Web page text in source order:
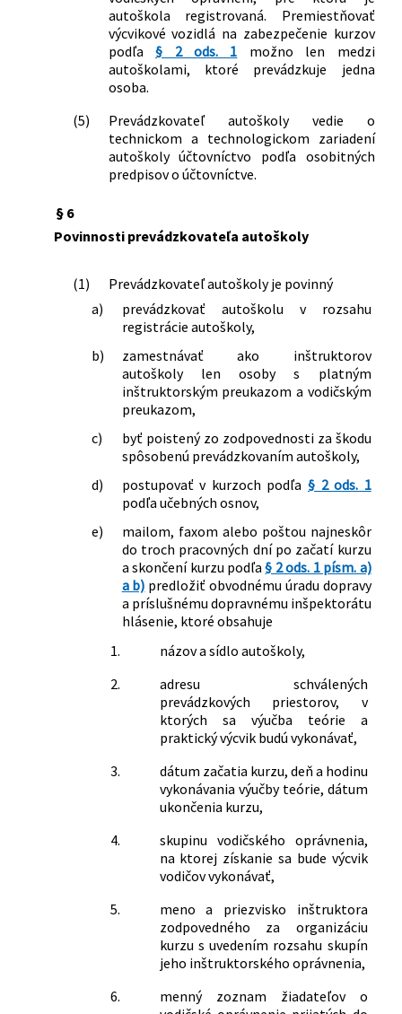
autoškola registrovaná. Premiestňovať
výcvikové vozidlá na zabezpečenie kurzov
podľa§ 2 ods. 1 možno len medzi
autoškolami, ktoré prevádzkuje jedna
osoba.
(5)
Prevádzkovateľ autoškoly vedie o
technickom a technologickom zariadení
autoškoly účtovníctvo podľa osobitných
predpisov o účtovníctve.
§ 6
Povinnosti prevádzkovateľa autoškoly
(1)
Prevádzkovateľ autoškoly je povinný
a)
prevádzkovať autoškolu v rozsahu
registrácie autoškoly,
b)
zamestnávať ako inštruktorov
autoškoly len osoby s platným
inštruktorským preukazom a vodičským
preukazom,
c)
byť poistený zo zodpovednosti za škodu
spôsobenú prevádzkovaním autoškoly,
d)
postupovať v kurzoch podľa § 2 ods. 1
podľa učebných osnov,
e)
mailom, faxom alebo poštou najneskôr
do troch pracovných dní po začatí kurzu
a skončení kurzu podľa§ 2 ods. 1 písm. a)
a b) predložiť obvodnému úradu dopravy
a príslušnému dopravnému inšpektorátu
hlásenie, ktoré obsahuje
1.
názov a sídlo autoškoly,
2.
adresu schválených
prevádzkových priestorov, v
ktorých sa výučba teórie a
praktický výcvik budú vykonávať,
3.
dátum začatia kurzu, deň a hodinu
vykonávania výučby teórie, dátum
ukončenia kurzu,
4.
skupinu vodičského oprávnenia,
na ktorej získanie sa bude výcvik
vodičov vykonávať,
5.
meno a priezvisko inštruktora
zodpovedného za organizáciu
kurzu s uvedením rozsahu skupín
jeho inštruktorského oprávnenia,
6.
menný zoznam žiadateľov o